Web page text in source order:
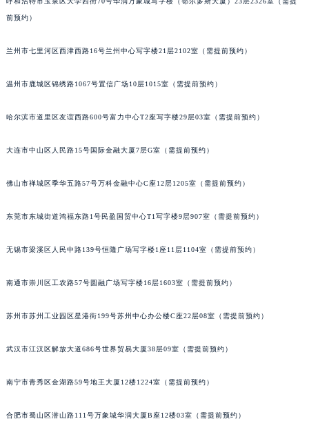
前预约）
兰州市七里河区西津西路16号兰州中心写字楼21层2102室（需提前预约）
温州市鹿城区锦绣路1067号置信广场10层1015室（需提前预约）
哈尔滨市道里区友谊西路600号富力中心T2座写字楼29层03室（需提前预约）
大连市中山区人民路15号国际金融大厦7层G室（需提前预约）
佛山市禅城区季华五路57号万科金融中心C座12层1205室（需提前预约）
东莞市东城街道鸿福东路1号民盈国贸中心T1写字楼9层907室（需提前预约）
无锡市梁溪区人民中路139号恒隆广场写字楼1座11层1104室（需提前预约）
南通市崇川区工农路57号圆融广场写字楼16层1603室（需提前预约）
苏州市苏州工业园区星港街199号苏州中心办公楼C座22层08室（需提前预约）
武汉市江汉区解放大道686号世界贸易大厦38层09室（需提前预约）
南宁市青秀区金湖路59号地王大厦12楼1224室（需提前预约）
合肥市蜀山区潜山路111号万象城华润大厦B座12楼03室（需提前预约）